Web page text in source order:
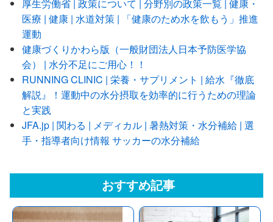
厚生労働省 | 政策について | 分野別の政策一覧 | 健康・
医療 | 健康 | 水道対策 | 「健康のため水を飲もう」推進
運動
健康づくりかわら版（一般財団法人日本予防医学協
会） | 水分不足にご用心！！
RUNNING CLINIC | 栄養・サプリメント | 給水『徹底
解説』！運動中の水分摂取を効率的に行うための理論
と実践
JFA.jp | 関わる | メディカル | 暑熱対策・水分補給 | 選
手・指導者向け情報 サッカーの水分補給
おすすめ記事